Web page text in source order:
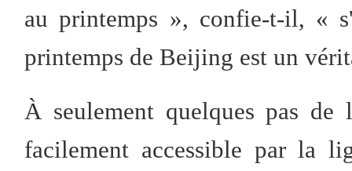
au printemps », confie-t-il, «
printemps de Beijing est un
À seulement quelques pas de
facilement accessible par la